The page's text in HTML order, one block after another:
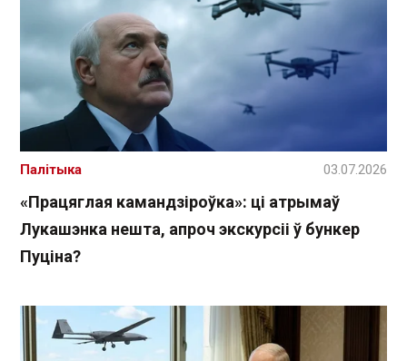
«Працяглая камандзіроўка»: ці атрымаў
Лукашэнка нешта, апроч экскурсіі ў бункер
Пуціна?
Палітыка 03.07.2026